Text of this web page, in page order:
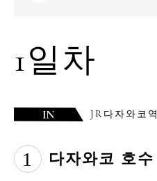
1일차
JR다자와코역
1 다자와코 호수